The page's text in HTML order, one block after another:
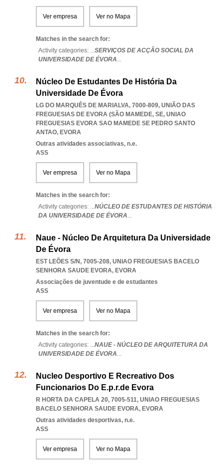
Ver empresa Ver no Mapa
Matches in the search for:
Activity categories: ...SERVIÇOS DE ACÇÃO SOCIAL DA
UNIVERSIDADE DE ÉVORA...
Núcleo De Estudantes De História Da
Universidade De Évora
LG DO MARQUÊS DE MARIALVA, 7000-809, UNIÃO DAS
FREGUESIAS DE EVORA (SÃO MAMEDE, SE, UNIAO
FREGUESIAS EVORA SAO MAMEDE SE PEDRO SANTO
ANTAO, EVORA
Outras atividades associativas, n.e.
ASS
Ver empresa Ver no Mapa
Matches in the search for:
Activity categories: ...NÚCLEO DE ESTUDANTES DE HISTÓRIA
DA UNIVERSIDADE DE ÉVORA...
Naue - Núcleo De Arquitetura Da Universidade
De Évora
EST LEÕES S/N, 7005-208, UNIAO FREGUESIAS BACELO
SENHORA SAUDE EVORA, EVORA
Associações de juventude e de estudantes
ASS
Ver empresa Ver no Mapa
Matches in the search for:
Activity categories: ...NAUE - NÚCLEO DE ARQUITETURA DA
UNIVERSIDADE DE ÉVORA...
Nucleo Desportivo E Recreativo Dos
Funcionarios Do E.p.r.de Evora
R HORTA DA CAPELA 20, 7005-511, UNIAO FREGUESIAS
BACELO SENHORA SAUDE EVORA, EVORA
Outras atividades desportivas, n.e.
ASS
Ver empresa Ver no Mapa